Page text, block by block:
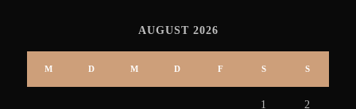
AUGUST 2026
M D M D F S S
1 2